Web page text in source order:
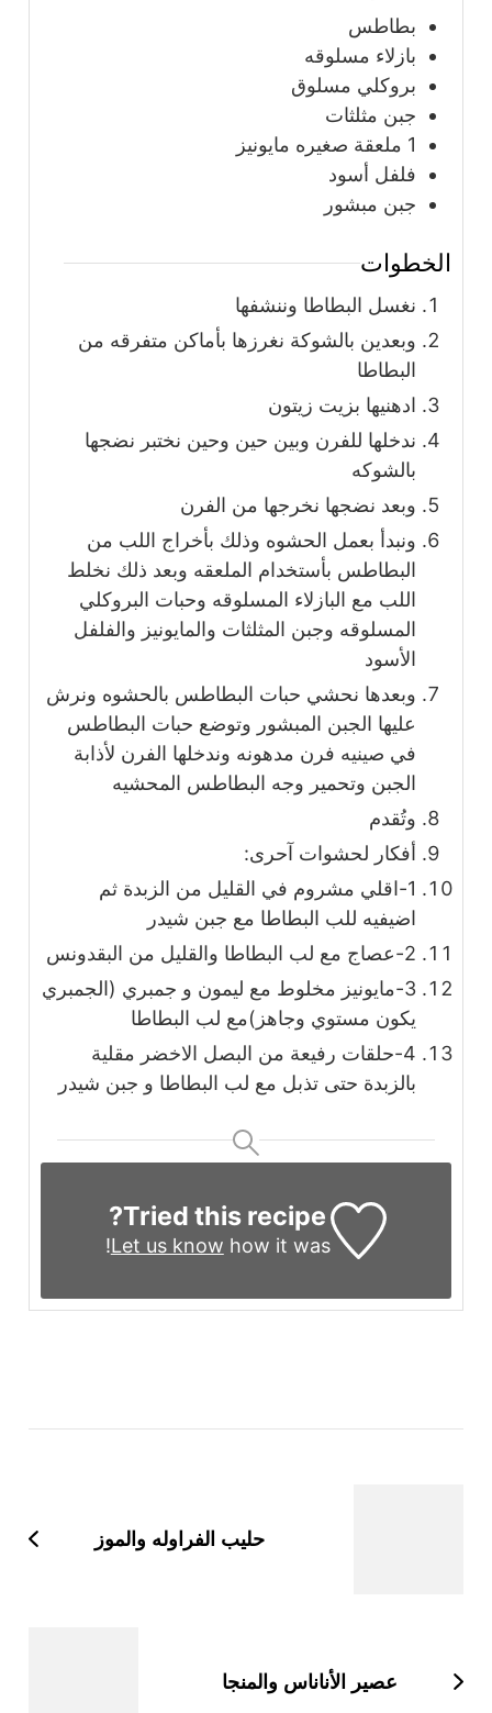
بطاطس
بازلاء مسلوقه
بروكلي مسلوق
جبن مثلثات
1 ملعقة صغيره مايونيز
فلفل أسود
جبن مبشور
الخطوات
نغسل البطاطا وننشفها
وبعدين بالشوكة نغرزها بأماكن متفرقه من
البطاطا
ادهنيها بزيت زيتون
ندخلها للفرن وبين حين وحين نختبر نضجها
بالشوكه
وبعد نضجها نخرجها من الفرن
ونبدأ بعمل الحشوه وذلك بأخراج اللب من
البطاطس بأستخدام الملعقه وبعد ذلك نخلط
اللب مع البازلاء المسلوقه وحبات البروكلي
المسلوقه وجبن المثلثات والمايونيز والفلفل
الأسود
وبعدها نحشي حبات البطاطس بالحشوه ونرش
عليها الجبن المبشور وتوضع حبات البطاطس
في صينيه فرن مدهونه وندخلها الفرن لأذابة
الجبن وتحمير وجه البطاطس المحشيه
وتُقدم
أفكار لحشوات آحرى:
1-اقلي مشروم في القليل من الزبدة ثم
اضيفيه للب البطاطا مع جبن شيدر
2-عصاج مع لب البطاطا والقليل من البقدونس
3-مايونيز مخلوط مع ليمون و جمبري (الجمبري
يكون مستوي وجاهز)مع لب البطاطا
4-حلقات رفيعة من البصل الاخضر مقلية
بالزبدة حتى تذبل مع لب البطاطا و جبن شيدر
Tried this recipe?
Let us know how it was!
حليب الفراوله والموز
عصير الأناناس والمنجا